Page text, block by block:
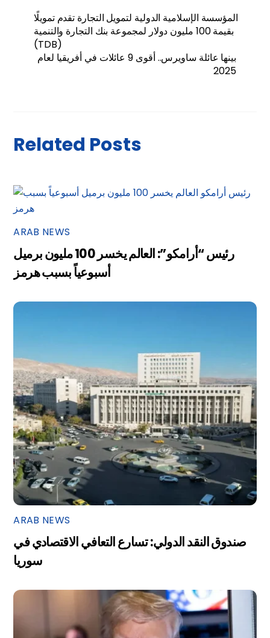
المؤسسة الإسلامية الدولية لتمويل التجارة تقدم تمويلًا
بقيمة 100 مليون دولار لمجموعة بنك التجارة والتنمية
(TDB)
بينها عائلة ساويرس.. أقوى 9 عائلات في أفريقيا لعام
2025
Related Posts
ARAB NEWS
رئيس “أرامكو”: العالم يخسر 100 مليون برميل
أسبوعياً بسبب هرمز
ARAB NEWS
صندوق النقد الدولي: تسارع التعافي الاقتصادي في
سوريا